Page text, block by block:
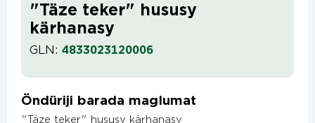
"Täze teker" hususy
kärhanasy
GLN: 4833023120006
Öndüriji barada maglumat
"Täze teker" hususy kärhanasy